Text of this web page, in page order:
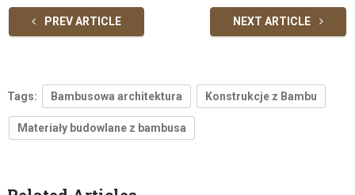
PREV ARTICLE NEXT ARTICLE
Tags: Bambusowa architektura Konstrukcje z Bambu
Materiały budowlane z bambusa